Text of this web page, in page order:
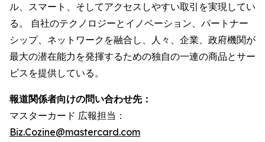
ル、スマート、そしてアクセスしやすい取引を実現してい
る。 自社のテクノロジーとイノベーション、パートナー
シップ、ネットワークを融合し、人々、企業、政府機関が
最大の潜在能力を発揮するための独自の一連の商品とサー
ビスを提供している。
報道関係者向けの問い合わせ先：
マスターカード 広報担当：
Biz.Cozine@mastercard.com